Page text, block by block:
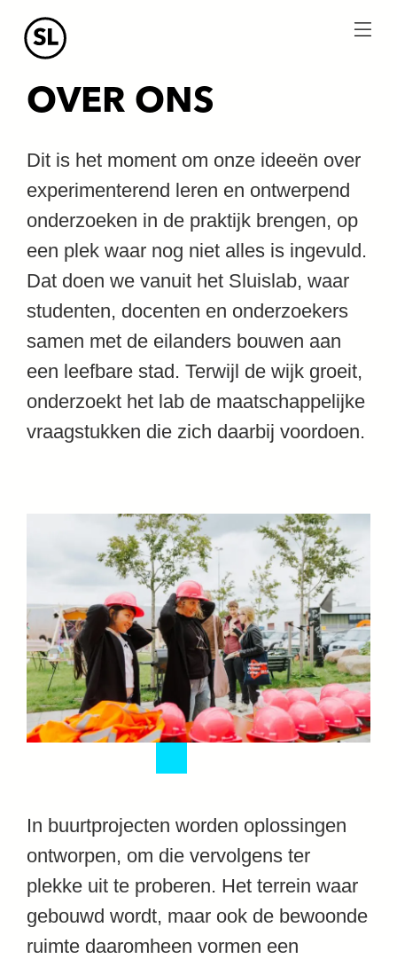
OVER ONS
Dit is het moment om onze ideeën over
experimenterend leren en ontwerpend
onderzoeken in de praktijk brengen, op
een plek waar nog niet alles is ingevuld.
Dat doen we vanuit het Sluislab, waar
studenten, docenten en onderzoekers
samen met de eilanders bouwen aan
een leefbare stad. Terwijl de wijk groeit,
onderzoekt het lab de maatschappelijke
vraagstukken die zich daarbij voordoen.
In buurtprojecten worden oplossingen
ontworpen, om die vervolgens ter
plekke uit te proberen. Het terrein waar
gebouwd wordt, maar ook de bewoonde
ruimte daaromheen vormen een